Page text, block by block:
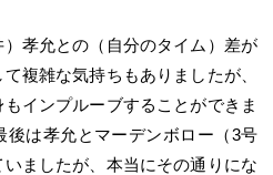
孝允との（自分のタイム）差が
複雑な気持ちもありましたが、
インプルーブすることができま
後は孝允とマーデンボロー（3号
ましたが、本当にその通りにな